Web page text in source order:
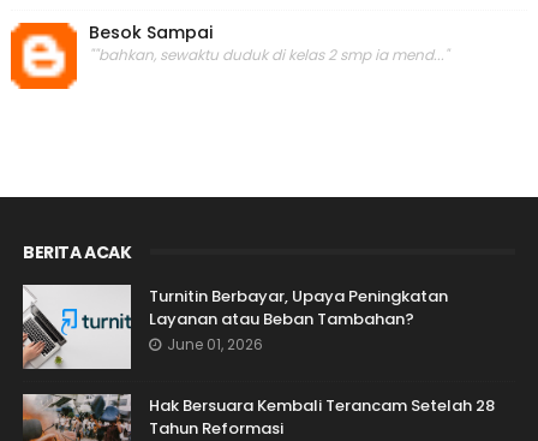
Besok Sampai
""bahkan, sewaktu duduk di kelas 2 smp ia mend..."
BERITA ACAK
Turnitin Berbayar, Upaya Peningkatan
Layanan atau Beban Tambahan?
June 01, 2026
Hak Bersuara Kembali Terancam Setelah 28
Tahun Reformasi